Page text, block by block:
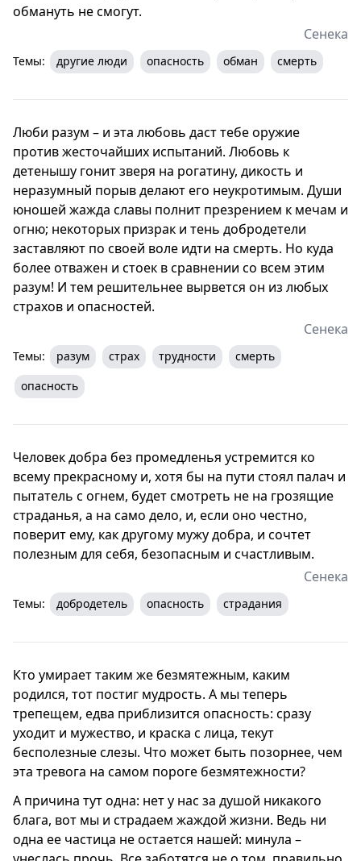
обмануть не смогут.
Сенека
Темы: другие люди опасность обман смерть
Люби разум – и эта любовь даст тебе оружие
против жесточайших испытаний. Любовь к
детенышу гонит зверя на рогатину, дикость и
неразумный порыв делают его неукротимым. Души
юношей жажда славы полнит презрением к мечам и
огню; некоторых призрак и тень добродетели
заставляют по своей воле идти на смерть. Но куда
более отважен и стоек в сравнении со всем этим
разум! И тем решительнее вырвется он из любых
страхов и опасностей.
Сенека
Темы: разум страх трудности
смерть
опасность
Человек добра без промедленья устремится ко
всему прекрасному и, хотя бы на пути стоял палач и
пытатель с огнем, будет смотреть не на грозящие
страданья, а на само дело, и, если оно честно,
поверит ему, как другому мужу добра, и сочтет
полезным для себя, безопасным и счастливым.
Сенека
Темы: добродетель опасность страдания
Кто умирает таким же безмятежным, каким
родился, тот постиг мудрость. А мы теперь
трепещем, едва приблизится опасность: сразу
уходит и мужество, и краска с лица, текут
бесполезные слезы. Что может быть позорнее, чем
эта тревога на самом пороге безмятежности?
А причина тут одна: нет у нас за душой никакого
блага, вот мы и страдаем жаждой жизни. Ведь ни
одна ее частица не остается нашей: минула –